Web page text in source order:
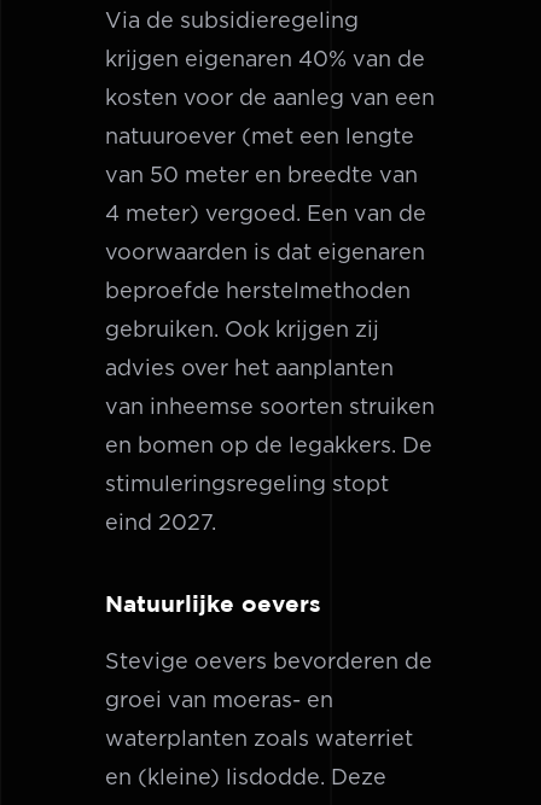
Via de subsidieregeling
krijgen eigenaren 40% van de
kosten voor de aanleg van een
natuuroever (met een lengte
van 50 meter en breedte van
4 meter) vergoed. Een van de
voorwaarden is dat eigenaren
beproefde herstelmethoden
gebruiken. Ook krijgen zij
advies over het aanplanten
van inheemse soorten struiken
en bomen op de legakkers. De
stimuleringsregeling stopt
eind 2027.
Natuurlijke oevers
Stevige oevers bevorderen de
groei van moeras- en
waterplanten zoals waterriet
en (kleine) lisdodde. Deze